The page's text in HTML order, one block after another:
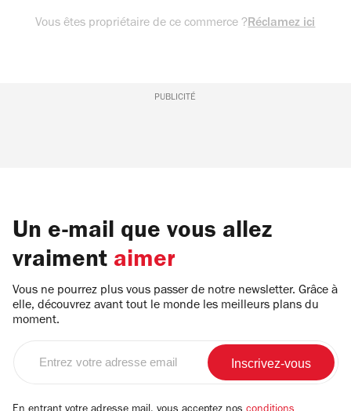
Vous êtes propriétaire de ce commerce ?Réclamez ici
PUBLICITÉ
Un e-mail que vous allez
vraiment aimer
Vous ne pourrez plus vous passer de notre newsletter. Grâce à
elle, découvrez avant tout le monde les meilleurs plans du
moment.
email